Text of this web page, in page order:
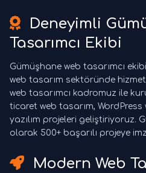
Deneyimli
Tasarımcı Ekibi
Gümüşhane web tasarımcı
web tasarım sektöründe
web tasarımcı kadromuz ile
ticaret web tasarım,
yazılım projeleri geliştiriyoruz.
olarak 500+ başarılı projeye
Modern Web